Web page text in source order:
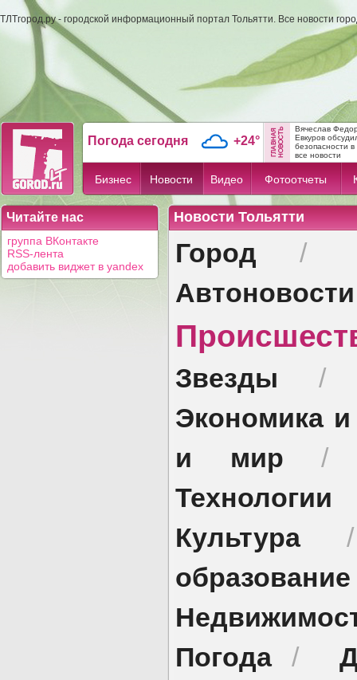
ТЛТгород.ру - городской информационный портал Тольятти. Все новости
Погода сегодня +24°
Вячеслав
Евкуров
безопасности в
все новости
Бизнес Новости Видео Фотоотчеты
Читайте нас
группа ВКонтакте
RSS-лента
добавить виджет в yandex
Новости Тольятти
Город /
Автоновости
Звезды
Экономика
и мир
Технологии
Культура
образование
Погода/